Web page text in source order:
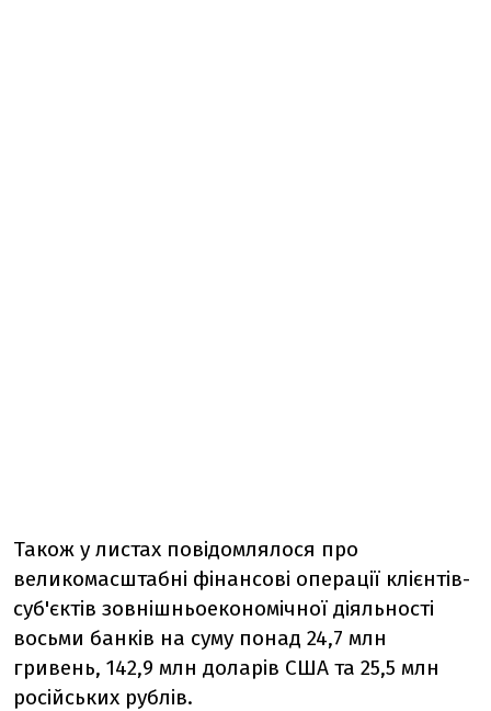
Також у листах повідомлялося про
великомасштабні фінансові операції клієнтів-
суб'єктів зовнішньоекономічної діяльності
восьми банків на суму понад 24,7 млн
гривень, 142,9 млн доларів США та 25,5 млн
російських рублів.